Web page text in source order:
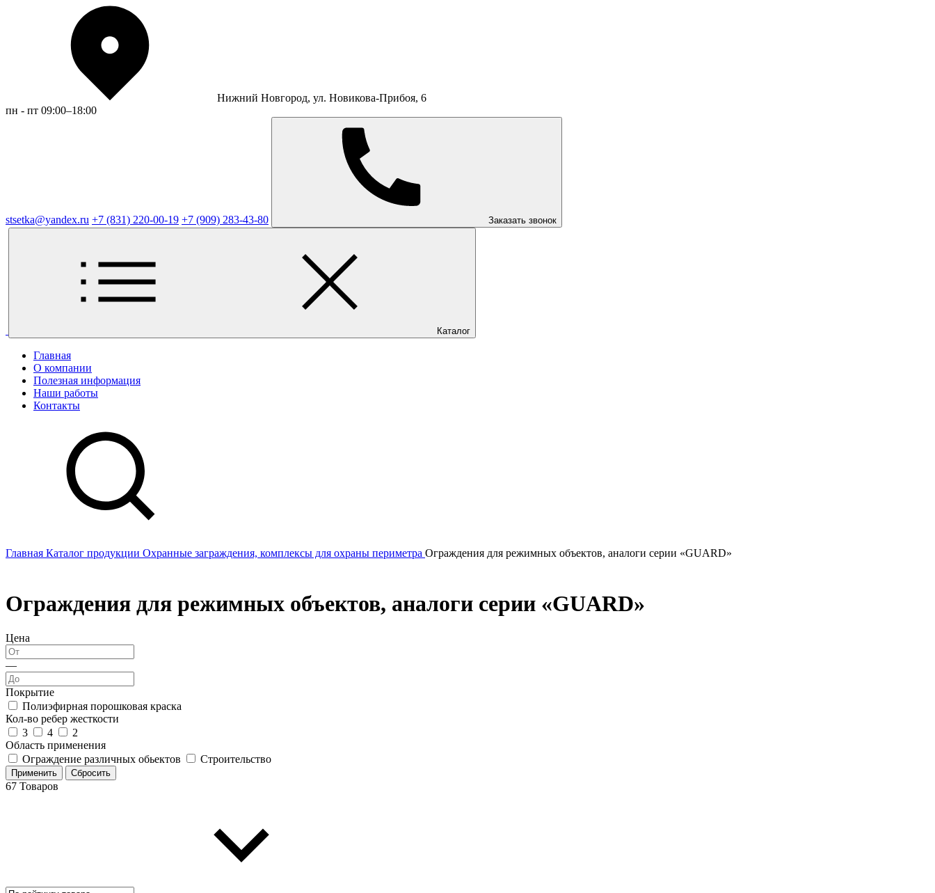
Нижний Новгород, ул. Новикова-Прибоя, 6
пн - пт 09:00–18:00
stsetka@yandex.ru +7 (831) 220-00-19 +7 (909) 283-43-80 Заказать звонок
Каталог
Главная
О компании
Полезная информация
Наши работы
Контакты
Главная Каталог продукции Охранные заграждения, комплексы для охраны периметра Ограждения для режимных объектов, аналоги серии «GUARD»
Ограждения для режимных объектов, аналоги серии «GUARD»
Цена
—
Покрытие
Полиэфирная порошковая краска
Кол-во ребер жесткости
3
4
2
Область применения
Ограждение различных обьектов
Строительство
Применить Сбросить
67 Товаров